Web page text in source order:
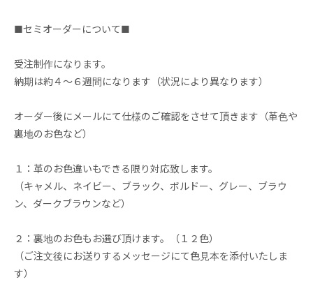
■セミオーダーについて■
受注制作になります。
納期は約４～６週間になります（状況により異なります）
オーダー後にメールにて仕様のご確認をさせて頂きます（革色や
裏地のお色など）
１：革のお色違いもできる限り対応致します。
（キャメル、ネイビー、ブラック、ボルドー、グレー、ブラウ
ン、ダークブラウンなど）
２：裏地のお色もお選び頂けます。（１２色）
（ご注文後にお送りするメッセージにて色見本を添付いたしま
す）